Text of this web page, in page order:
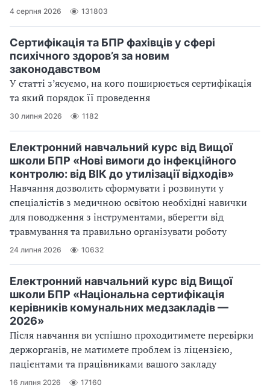
4 серпня 2026 131803
Сертифікація та БПР фахівців у сфері
психічного здоров’я за новим
законодавством
У статті з’ясуємо, на кого поширюється сертифікація
та який порядок її проведення
30 липня 2026 1182
Електронний навчальний курс від Вищої
школи БПР «Нові вимоги до інфекційного
контролю: від ВІК до утилізації відходів»
Навчання дозволить сформувати і розвинути у
спеціалістів з медичною освітою необхідні навички
для поводження з інструментами, вберегти від
травмування та правильно організувати роботу
24 липня 2026 10632
Електронний навчальний курс від Вищої
школи БПР «Національна сертифікація
керівників комунальних медзакладів —
2026»
Після навчання ви успішно проходитимете перевірки
держорганів, не матимете проблем із ліцензією,
пацієнтами та працівниками вашого закладу
16 липня 2026 17160